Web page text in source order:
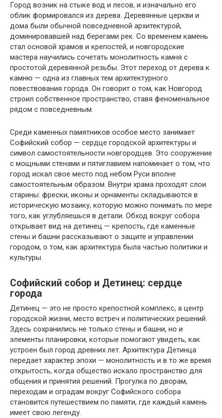
Город возник на стыке вод и лесов, и изначально его
облик формировался из дерева. Деревянные церкви и
дома были обычной повседневной архитектурой,
доминировавшей над берегами рек. Со временем камень
стал основой храмов и крепостей, и новгородские
мастера научились сочетать монолитность камня с
простотой деревянной резьбы. Этот переход от дерева к
камню — одна из главных тем архитектурного
повествования города. Он говорит о том, как Новгород
строил собственное пространство, ставя феноменальное
рядом с повседневным.
Среди каменных памятников особое место занимает
Софийский собор — сердце городской архитектуры и
символ самостоятельности новгородцев. Это сооружение
с мощными стенами и пятиглавием напоминает о том, что
город искал свое место под небом Руси вполне
самостоятельным образом. Внутри храма проходят слои
старины: фрески, иконы и орнаменты складываются в
историческую мозаику, которую можно понимать по мере
того, как углубляешься в детали. Обход вокруг собора
открывает вид на детинец — крепость, где каменные
стены и башни рассказывают о защите и управлении
городом, о том, как архитектура была частью политики и
культуры.
Софийский собор и Детинец: сердце
города
Детинец — это не просто крепостной комплекс, а центр
городской жизни, место встреч и политических решений.
Здесь сохранились не только стены и башни, но и
элементы планировки, которые помогают увидеть, как
устроен был город древних лет. Архитектура Детинца
передает характер эпохи — монолитность и в то же время
открытость, когда общество искало пространство для
общения и принятия решений. Прогулка по дворам,
переходам и оградам вокруг Софийского собора
становится путешествием по памяти, где каждый камень
имеет свою легенду.